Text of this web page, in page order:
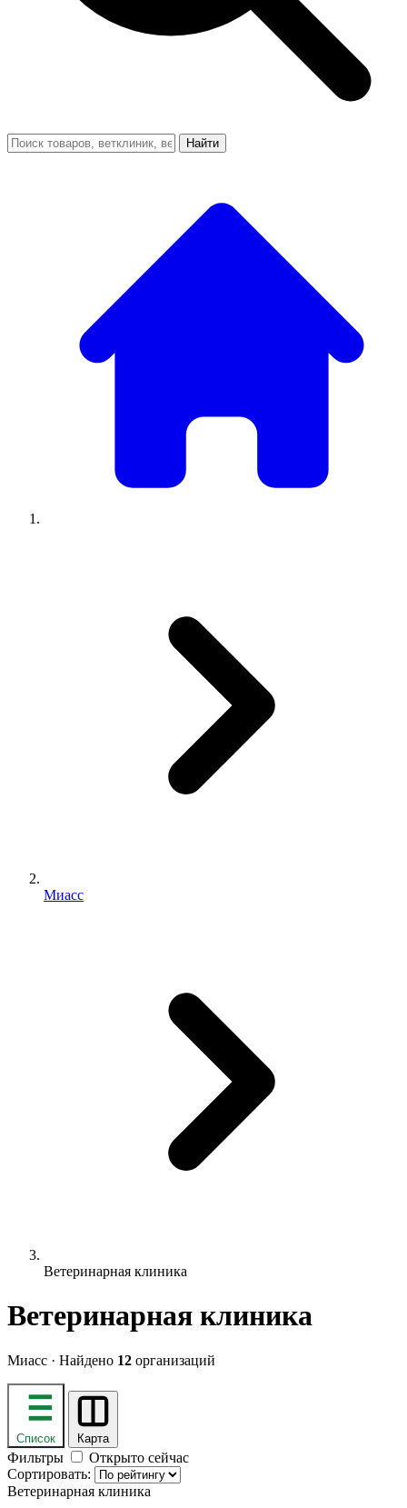
Найти
Миасс
Ветеринарная клиника
Ветеринарная клиника
Миасс · Найдено 12 организаций
Список Карта
Фильтры
Открыто сейчас
Сортировать:
Ветеринарная клиника